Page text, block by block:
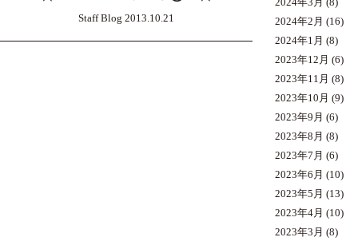
Staff Blog 2013.10.21
2024年3月 (8)
2024年2月 (16)
2024年1月 (8)
2023年12月 (6)
2023年11月 (8)
2023年10月 (9)
2023年9月 (6)
2023年8月 (8)
2023年7月 (6)
2023年6月 (10)
2023年5月 (13)
2023年4月 (10)
2023年3月 (8)